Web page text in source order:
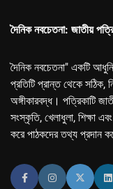
দৈনিক নবচেতনা: জাতীয়
দৈনিক নবচেতনা" একটি
প্রতিটি প্রান্ত থেকে সঠিক,
অঙ্গীকারবদ্ধ। পত্রিকাটি
সংস্কৃতি, খেলাধুলা, শিক্ষা
করে পাঠকদের তথ্য প্রদান